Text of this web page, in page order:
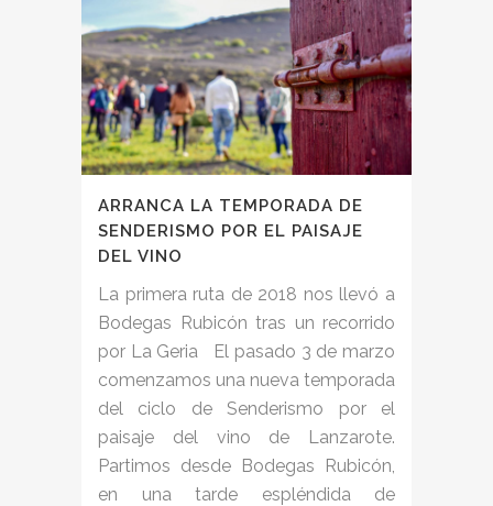
ARRANCA LA TEMPORADA DE
SENDERISMO POR EL PAISAJE
DEL VINO
La primera ruta de 2018 nos llevó a
Bodegas Rubicón tras un recorrido
por La Geria El pasado 3 de marzo
comenzamos una nueva temporada
del ciclo de Senderismo por el
paisaje del vino de Lanzarote.
Partimos desde Bodegas Rubicón,
en una tarde espléndida de